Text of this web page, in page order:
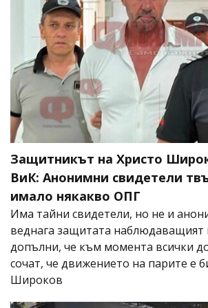
Защитникът на Христо
ВиК: Анонимни свидетели
имало някакво ОПГ
Има тайни свидетели, но не и
веднага защитата наблюдаващият
допълни, че към момента всички
сочат, че движението на парите е
Широков